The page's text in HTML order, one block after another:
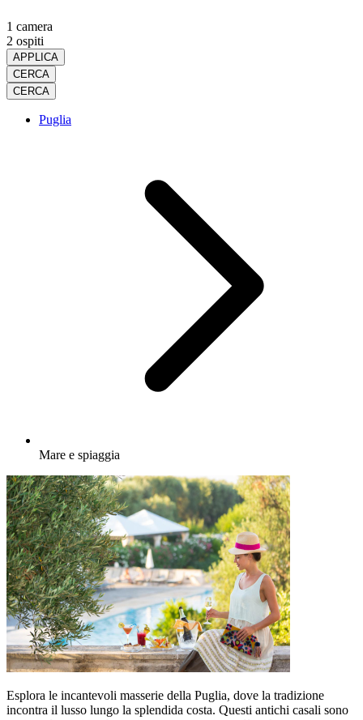
1 camera
2 ospiti
APPLICA
CERCA
CERCA
Puglia
Mare e spiaggia
Esplora le incantevoli masserie della Puglia, dove la tradizione
incontra il lusso lungo la splendida costa. Questi antichi casali sono